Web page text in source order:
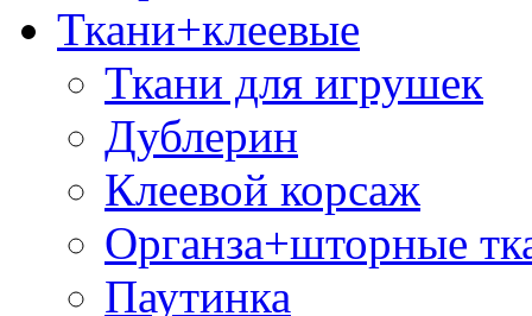
Ткани+клеевые
Ткани для игрушек
Дублерин
Клеевой корсаж
Органза+шторные
Паутинка